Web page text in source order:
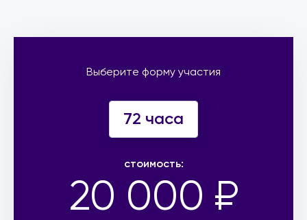
Выберите форму участия
72 часа
стоимость:
20 000 ₽